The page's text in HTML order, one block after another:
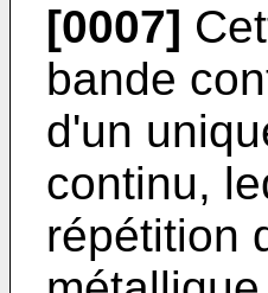
[0007]
bande
d'un
continu,
répétition